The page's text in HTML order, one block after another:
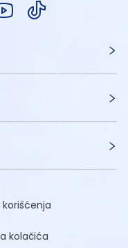
korišćenja
kolačića